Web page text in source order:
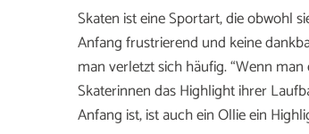
Skaten ist eine Sportart, die obwohl
Anfang frustrierend und keine
man verletzt sich häufig. “Wenn
Skaterinnen das Highlight ihrer
Anfang ist, ist auch ein Ollie ein